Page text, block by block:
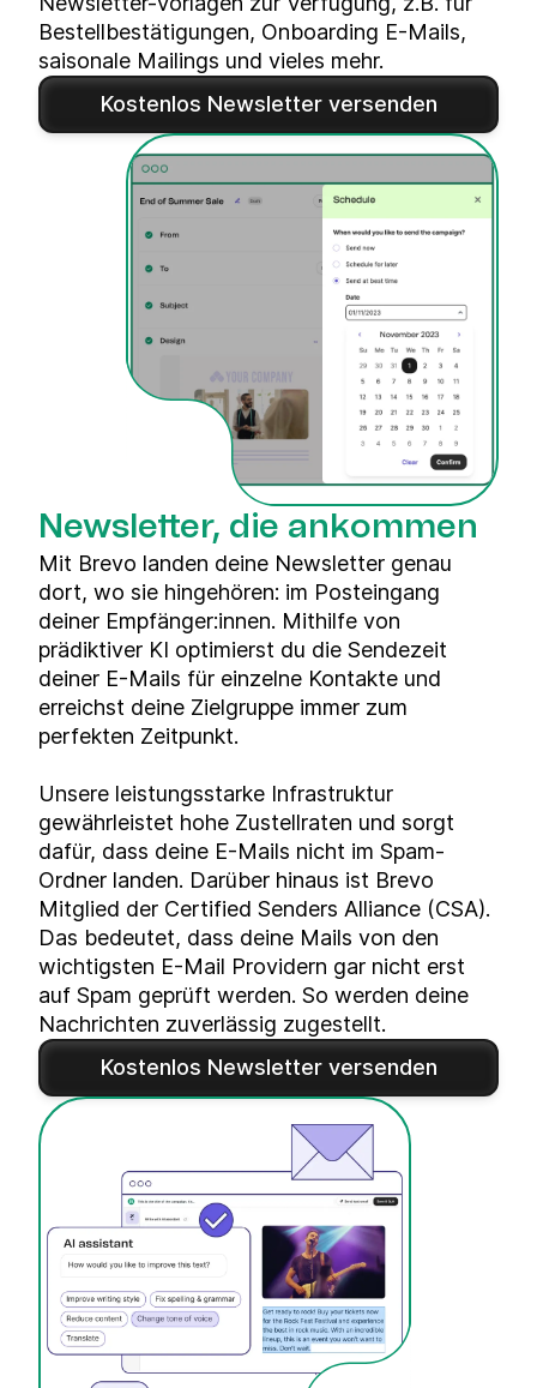
Bestellbestätigungen, Onboarding E-Mails,
saisonale Mailings und vieles mehr.
Kostenlos Newsletter versenden
Newsletter, die ankommen
Mit Brevo landen deine Newsletter genau
dort, wo sie hingehören: im Posteingang
deiner Empfänger:innen. Mithilfe von
prädiktiver KI optimierst du die Sendezeit
deiner E-Mails für einzelne Kontakte und
erreichst deine Zielgruppe immer zum
perfekten Zeitpunkt.
Unsere leistungsstarke Infrastruktur
gewährleistet hohe Zustellraten und sorgt
dafür, dass deine E-Mails nicht im Spam-
Ordner landen. Darüber hinaus ist Brevo
Mitglied der Certified Senders Alliance (CSA).
Das bedeutet, dass deine Mails von den
wichtigsten E-Mail Providern gar nicht erst
auf Spam geprüft werden. So werden deine
Nachrichten zuverlässig zugestellt.
Kostenlos Newsletter versenden